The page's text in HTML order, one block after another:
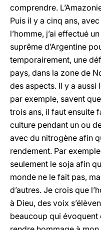
comprendre.
Puis il y a cinq ans,
l’homme, j’ai effectué
suprême d’Argentine
temporairement, une
pays, dans la zone de
des aspects. Il y a aussi
par exemple, savent
trois ans, il faut ensuite
culture pendant un ou
avec du nitrogène afin
rendement. Par
seulement le soja afin
monde ne le fait pas,
d’autres. Je crois que
à Dieu, des voix
beaucoup qui